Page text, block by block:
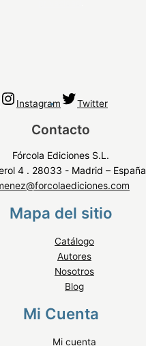
Instagram Twitter
Contacto
Fórcola Ediciones S.L.
4 . 28033 - Madrid – España
Mapa del sitio
Catálogo
Autores
Nosotros
Blog
Mi Cuenta
Mi cuenta